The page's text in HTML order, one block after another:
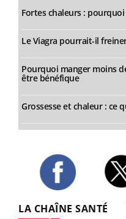
Fortes chaleurs :
Le Viagra pourrait-il
Pourquoi manger moins
être bénéfique
Grossesse et chaleur : ce
LA CHAÎNE SANTÉ